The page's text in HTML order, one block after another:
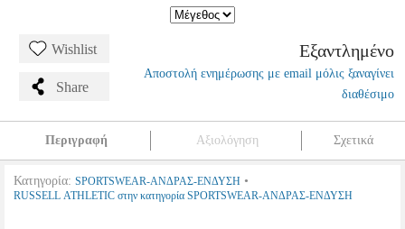
Wishlist
Share
Εξαντλημένο
Αποστολή ενημέρωσης με email μόλις ξαναγίνει
διαθέσιμο
Περιγραφή Αξιολόγηση Σχετικά
Κατηγορία: SPORTSWEAR-ΑΝΔΡΑΣ-ΕΝΔΥΣΗ •
RUSSELL ATHLETIC στην κατηγορία SPORTSWEAR-ΑΝΔΡΑΣ-ΕΝΔΥΣΗ